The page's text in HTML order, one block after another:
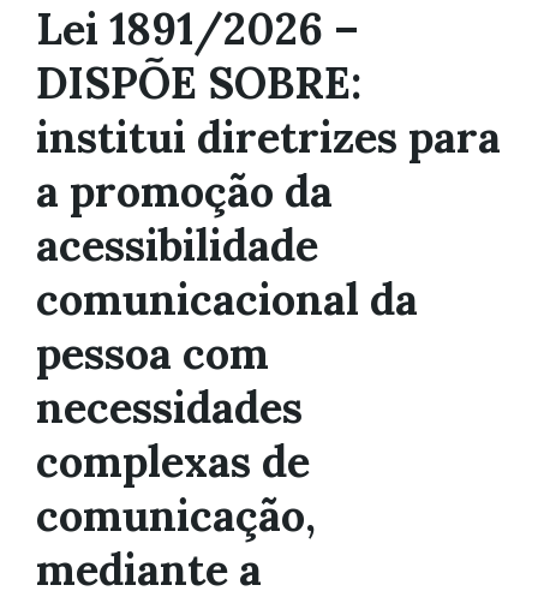
Lei 1891/2026 –
DISPÕE SOBRE:
institui diretrizes para
a promoção da
acessibilidade
comunicacional da
pessoa com
necessidades
complexas de
comunicação,
mediante a